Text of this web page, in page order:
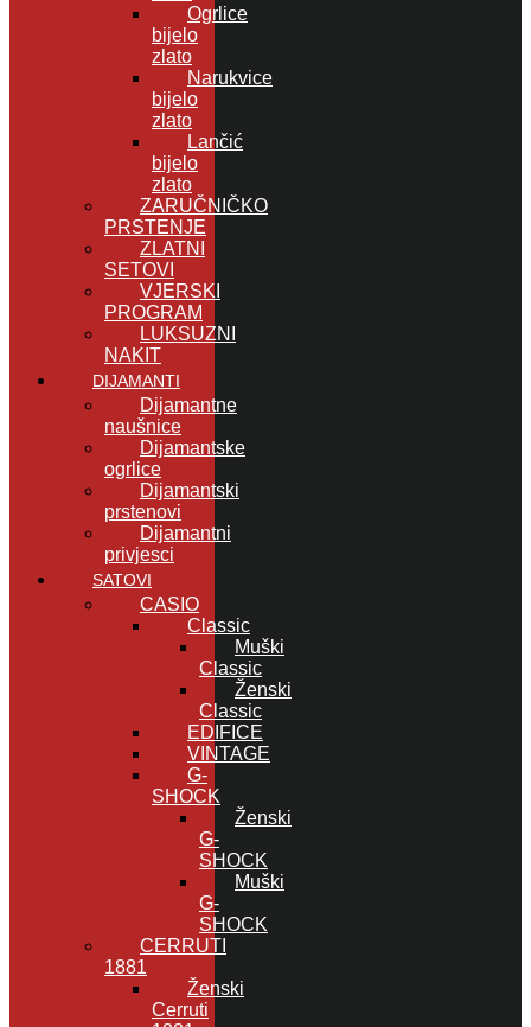
Ogrlice
bijelo
zlato
Narukvice
bijelo
zlato
Lančić
bijelo
zlato
ZARUČNIČKO
PRSTENJE
ZLATNI
SETOVI
VJERSKI
PROGRAM
LUKSUZNI
NAKIT
DIJAMANTI
Dijamantne
naušnice
Dijamantske
ogrlice
Dijamantski
prstenovi
Dijamantni
privjesci
SATOVI
CASIO
Classic
Muški
Classic
Ženski
Classic
EDIFICE
VINTAGE
G-
SHOCK
Ženski
G-
SHOCK
Muški
G-
SHOCK
CERRUTI
1881
Ženski
Cerruti